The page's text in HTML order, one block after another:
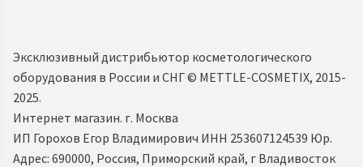
Эксклюзивный дистрибьютор косметологического
оборудования в России и СНГ ©️ METTLE-COSMETIX, 2015-
2025.
Интернет магазин. г. Москва
ИП Горохов Егор Владимирович ИНН 253607124539 Юр.
Адрес: 690000, Россия, Приморский край, г Владивосток